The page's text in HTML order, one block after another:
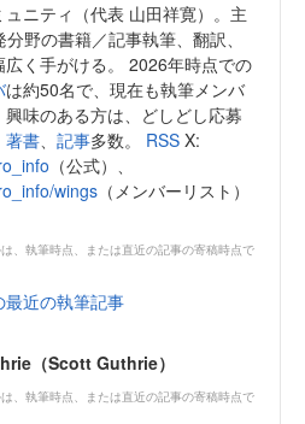
ュニティ（代表 山田祥寛）。主
野の書籍／記事執筆、翻訳、
広く手がける。 2026年時点での
は約50名で、現在も執筆メンバ
興味のある方は、どしどし応募
著書 記事多数。 RSS X:
（公式）、
wings （メンバーリスト）
、執筆時点、または直近の記事の寄稿時点で
最近の執筆記事
（Scott Guthrie）
、執筆時点、または直近の記事の寄稿時点で